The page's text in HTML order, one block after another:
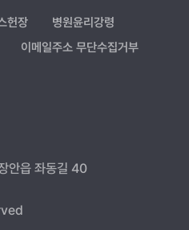
헌장
병원윤리강령
이메일주소 무단수집거부
안읍 좌동길 40